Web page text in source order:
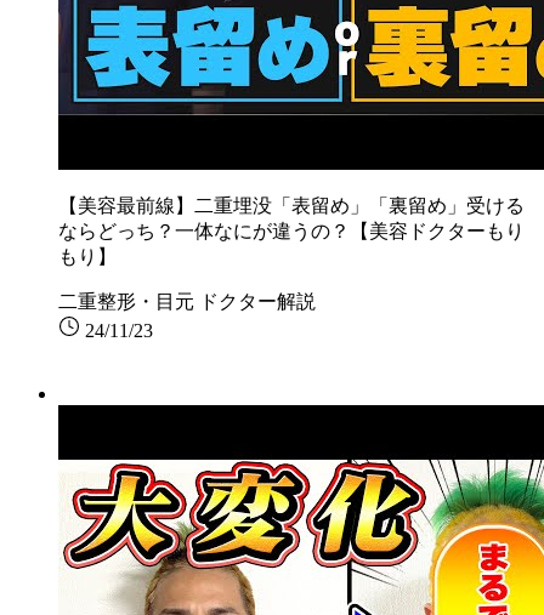
【美容最前線】二重埋没「表留め」「裏留め」受ける
ならどっち？一体なにが違うの？【美容ドクターもり
もり】
二重整形・目元 ドクター解説
24/11/23